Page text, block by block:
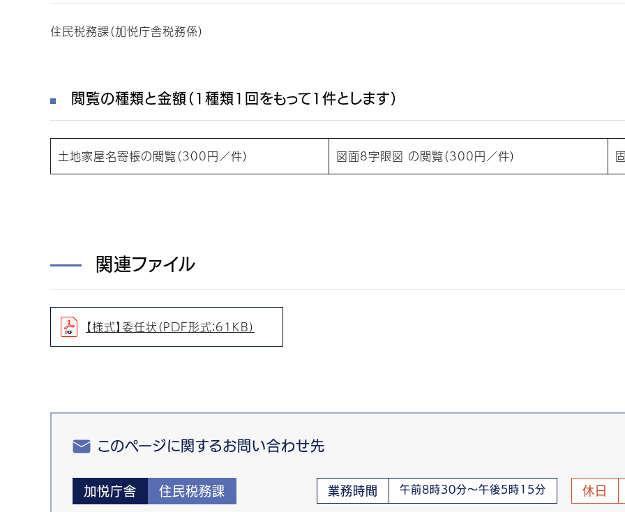
住民税務課（加悦庁舎税務係）
閲覧の種類と金額（1種類1回をもって1件とします）
土地家屋名寄帳の閲覧（300円／件） 図面8字限図 の閲覧（300円／件）
関連ファイル
【様式】委任状（PDF形式：61KB）
このページに関するお問い合わせ先
加悦庁舎 住民税務課 業務時間 午前8時30分～午後5時15分 休日